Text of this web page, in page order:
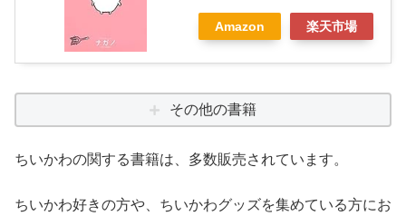
Amazon 楽天市場
その他の書籍
ちいかわの関する書籍は、多数販売されています。
ちいかわ好きの方や、ちいかわグッズを集めている方にお